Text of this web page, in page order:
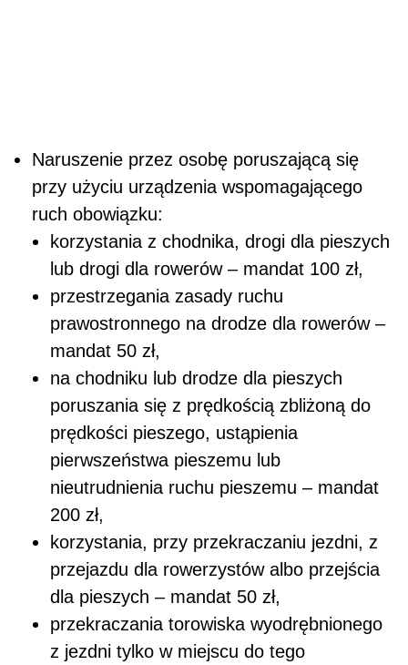
Naruszenie przez osobę poruszającą się
przy użyciu urządzenia wspomagającego
ruch obowiązku:
korzystania z chodnika, drogi dla pieszych
lub drogi dla rowerów – mandat 100 zł,
przestrzegania zasady ruchu
prawostronnego na drodze dla rowerów –
mandat 50 zł,
na chodniku lub drodze dla pieszych
poruszania się z prędkością zbliżoną do
prędkości pieszego, ustąpienia
pierwszeństwa pieszemu lub
nieutrudnienia ruchu pieszemu – mandat
200 zł,
korzystania, przy przekraczaniu jezdni, z
przejazdu dla rowerzystów albo przejścia
dla pieszych – mandat 50 zł,
przekraczania torowiska wyodrębnionego
z jezdni tylko w miejscu do tego